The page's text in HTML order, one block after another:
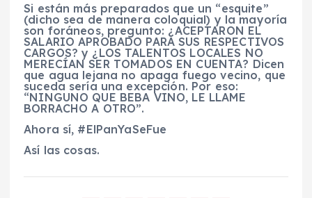
Si están más preparados que un “esquite”
(dicho sea de manera coloquial) y la mayoría
son foráneos, pregunto: ¿ACEPTARON EL
SALARIO APROBADO PARA SUS RESPECTIVOS
CARGOS? y ¿LOS TALENTOS LOCALES NO
MERECÍAN SER TOMADOS EN CUENTA? Dicen
que agua lejana no apaga fuego vecino, que
suceda sería una excepción. Por eso:
“NINGUNO QUE BEBA VINO, LE LLAME
BORRACHO A OTRO”.
Ahora sí, #ElPanYaSeFue
Así las cosas.